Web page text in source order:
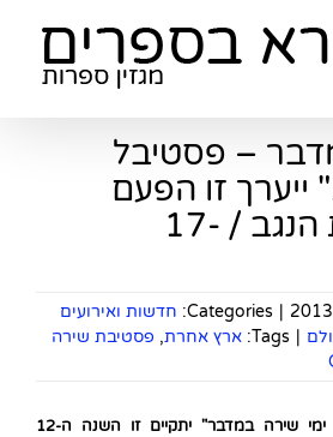
– פסטיבל
זו הפעם
ה-12 ברמת הנגב / 17-
|
Categories: חדשות ואירועים
|
Tags: ארץ אחרת, פסטיבת שירה
פסטיבל "ארץ אחרת – ימי שירה במדבר" יתקיים זו השנה ה-12